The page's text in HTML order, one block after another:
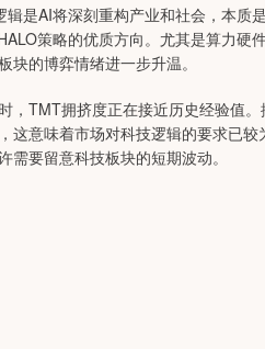
是AI将深刻重构产业和社会，本质
策略的优质方向。尤其是算力
的博弈情绪进一步升温。
，TMT拥挤度正在接近历史经验值
这意味着市场对科技逻辑的要求已
要留意科技板块的短期波动。